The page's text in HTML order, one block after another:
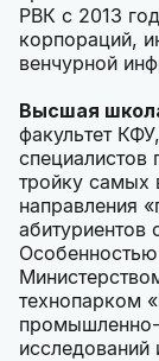
РВК с 2013
корпораций,
венчурной
Высшая
факультет
специалистов
тройку самых
направления
технопарком
промышленно-
исследований